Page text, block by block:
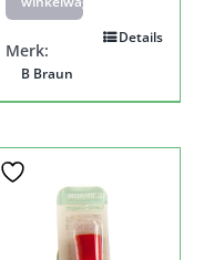
Details
Merk:
B Braun